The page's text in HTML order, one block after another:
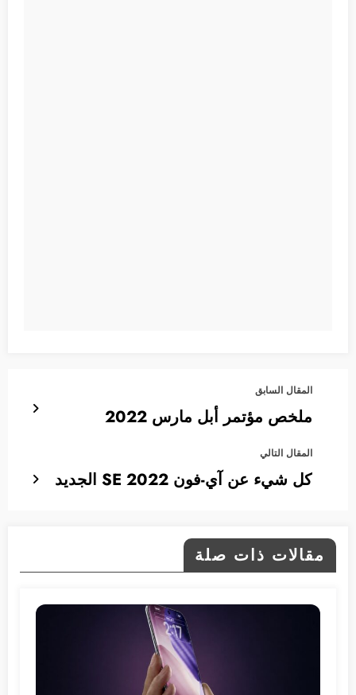
المقال السابق
ملخص مؤتمر أبل مارس 2022
المقال التالي
كل شيء عن آي-فون SE 2022 الجديد
مقالات ذات صلة